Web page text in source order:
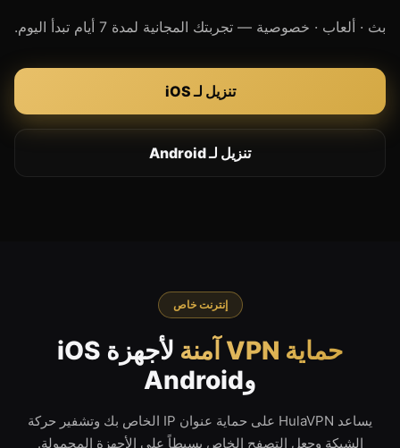
بث · ألعاب · خصوصية — تجربتك المجانية لمدة 7 أيام تبدأ اليوم.
تنزيل لـ iOS
تنزيل لـ Android
إنترنت خاص
حماية VPN آمنة
لأجهزة iOS
وAndroid
يساعد HulaVPN على حماية عنوان IP الخاص بك وتشفير حركة
الشبكة وجعل التصفح الخاص بسيطاً على الأجهزة المحمولة.